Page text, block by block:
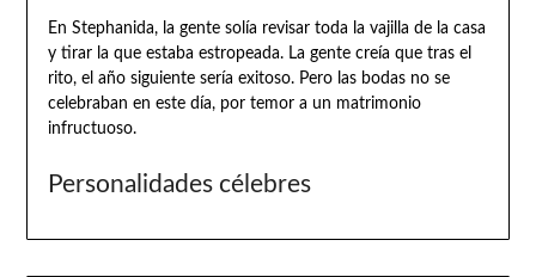
En Stephanida, la gente solía revisar toda la vajilla de la casa
y tirar la que estaba estropeada. La gente creía que tras el
rito, el año siguiente sería exitoso. Pero las bodas no se
celebraban en este día, por temor a un matrimonio
infructuoso.
Personalidades célebres